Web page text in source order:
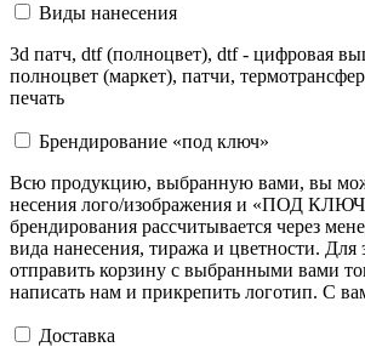
Виды нанесения
3d патч, dtf (полноцвет), dtf - цифровая
полноцвет (маркет), патчи,
печать
Брендирование «под ключ»
Всю продукцию, выбранную вами, вы
несения лого/изображения и «ПОД
брендирования рассчитывается через
вида нанесения, тиража и цветности. Для
отправить корзину с выбранными вами
написать нам и прикрепить логотип. С
Доставка